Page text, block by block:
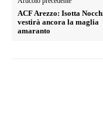
ACF Arezzo: Isotta
vestirà ancora la maglia
amaranto